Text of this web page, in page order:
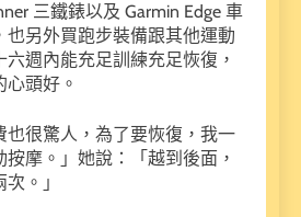
三鐵錶以及 Garmin Edge 車
也另外買跑步裝備跟其他運動
週內能充足訓練充足恢復，
頭好。
也很驚人，為了要恢復，我一
摩。」她說：「越到後面，
。」